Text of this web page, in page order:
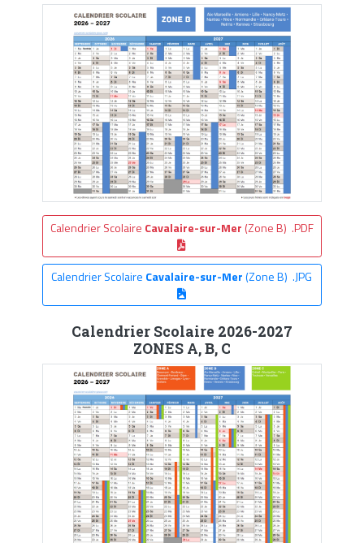
Calendrier Scolaire Cavalaire-sur-Mer (Zone B) .PDF
Calendrier Scolaire Cavalaire-sur-Mer(Zone B) .JPG
Calendrier Scolaire 2026-2027
ZONES A, B, C